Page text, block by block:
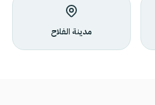
مدينة الفلاح